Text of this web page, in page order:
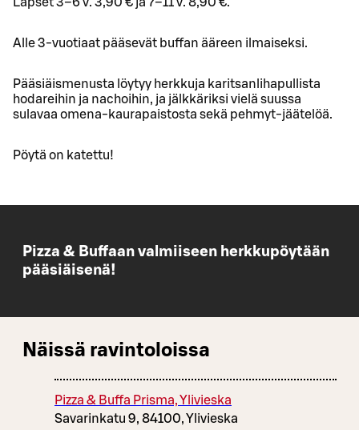
Lapset 3–6 v. 3,90 € ja 7–11 v. 8,90 €.
Alle 3-vuotiaat pääsevät buffan ääreen ilmaiseksi.
Pääsiäismenusta löytyy herkkuja karitsanlihapullista
hodareihin ja nachoihin, ja jälkkäriksi vielä suussa
sulavaa omena-kaurapaistosta sekä pehmyt-jäätelöä.
Pöytä on katettu!
Pizza & Buffaan valmiiseen herkkupöytään
pääsiäisenä!
Näissä ravintoloissa
Pizza & Buffa Prisma, Ylivieska
Savarinkatu 9, 84100, Ylivieska